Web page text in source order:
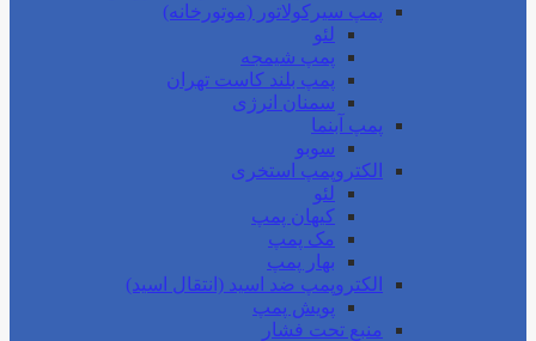
پمپ سیرکولاتور (موتورخانه)
لئو
پمپ شیمجه
پمپ بلند کاست تهران
سمنان انرژی
پمپ آبنما
سوبو
الکتروپمپ استخری
لئو
کیهان پمپ
مک پمپ
بهار پمپ
الکتروپمپ ضد اسید (انتقال اسید)
پویش پمپ
منبع تحت فشار